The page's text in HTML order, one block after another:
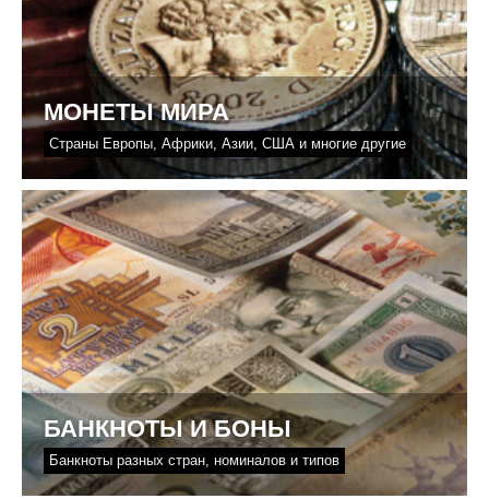
МОНЕТЫ МИРА
Страны Европы, Африки, Азии, США и многие другие
БАНКНОТЫ И БОНЫ
Банкноты разных стран, номиналов и типов